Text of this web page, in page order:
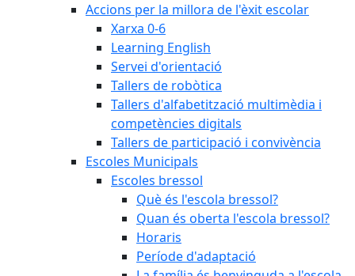
Accions per la millora de l'èxit escolar
Xarxa 0-6
Learning English
Servei d'orientació
Tallers de robòtica
Tallers d'alfabetització multimèdia i
competències digitals
Tallers de participació i convivència
Escoles Municipals
Escoles bressol
Què és l'escola bressol?
Quan és oberta l'escola bressol?
Horaris
Període d'adaptació